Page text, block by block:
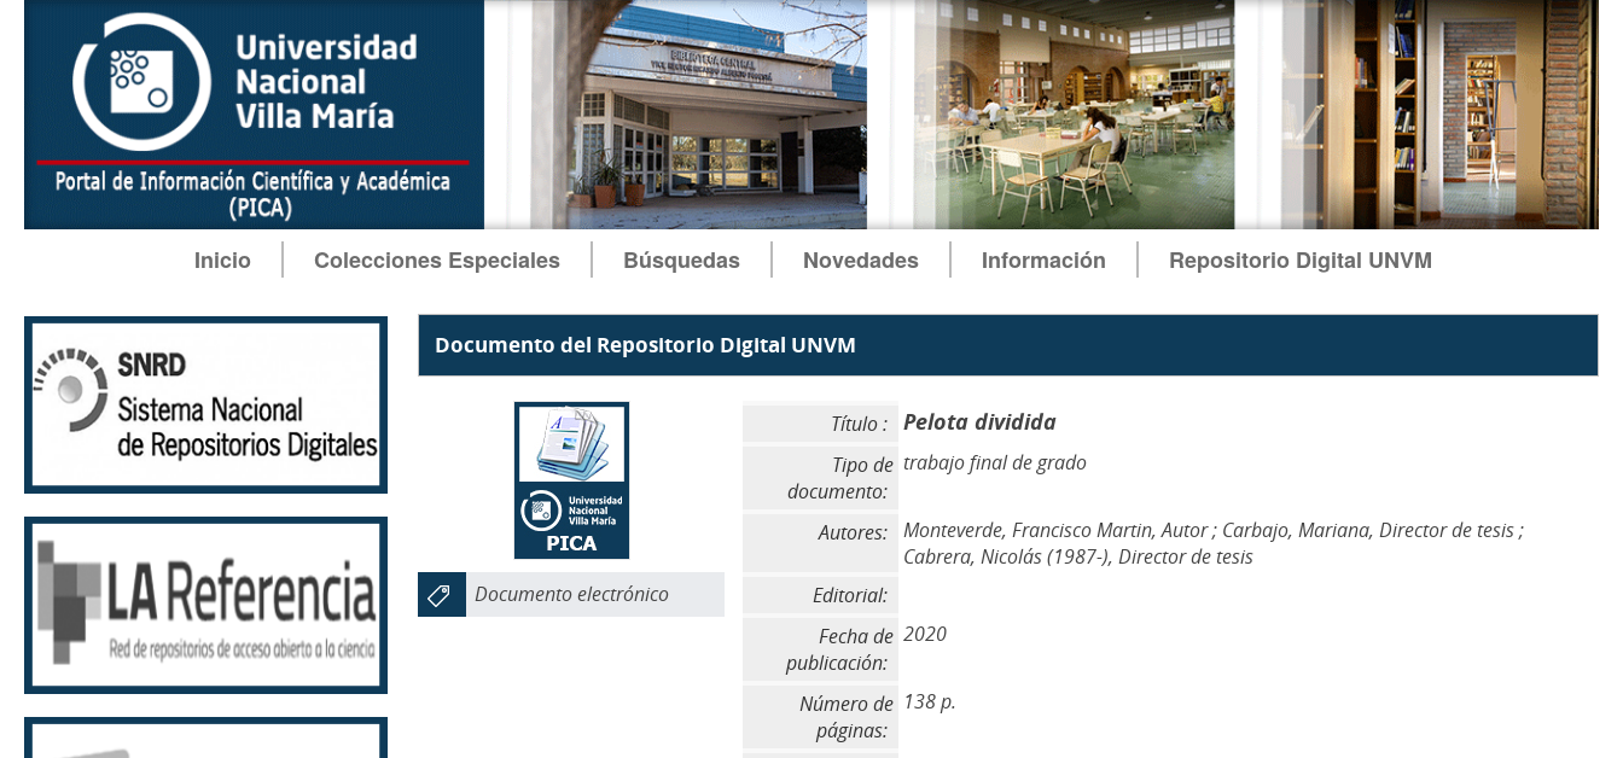
Inicio Colecciones Especiales Búsquedas Novedades Información Repositorio Digital UNVM
Documento del Repositorio Digital UNVM
Documento electrónico
Título : Pelota dividida
Tipo de
documento:
trabajo final de grado
Autores:
Monteverde, Francisco Martin, Autor ; Carbajo, Mariana, Director de tesis ;
Cabrera, Nicolás (1987-), Director de tesis
Editorial:
Fecha de
publicación:
2020
Número de
páginas:
138 p.